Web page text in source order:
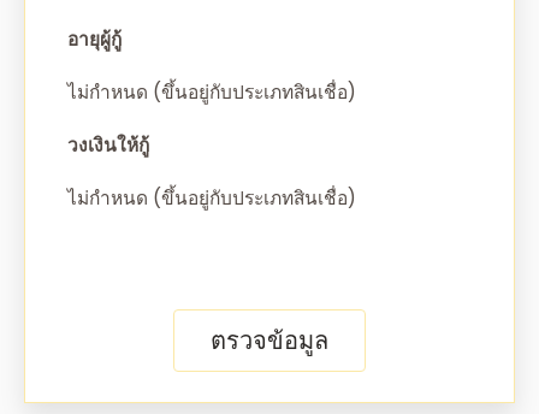
อายุผู้กู้
ไม่กำหนด (ขึ้นอยู่กับประเภทสินเชื่อ)
วงเงินให้กู้
ไม่กำหนด (ขึ้นอยู่กับประเภทสินเชื่อ)
ตรวจข้อมูล